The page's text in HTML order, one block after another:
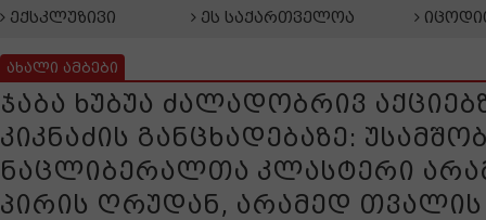
ექსკლუზივი
ეს საქართველოა
ახალი ამბები
ჯაბა ხუბუა ძალადობრივ
კიკნაძის განცხადებაზე:
ნაცლიბერალთა კლასტერი
პირის ღრუდან, არამედ თვალის